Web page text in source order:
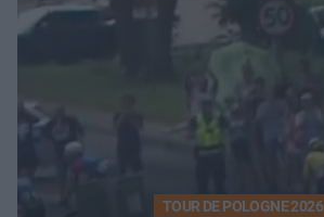
TOUR DE POLOGNE 2026